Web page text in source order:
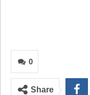
0
Share